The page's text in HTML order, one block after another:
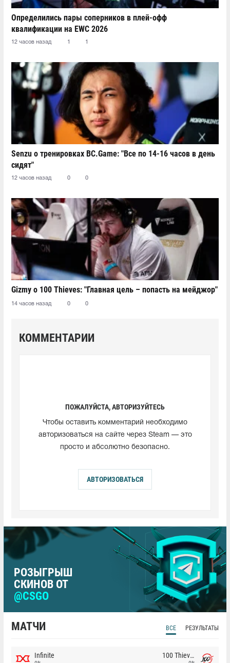
Определились пары соперников в плей-офф
квалификации на EWC 2026
12 часов назад 1 1
Senzu о тренировках BC.Game: "Все по 14-16 часов в день
сидят"
12 часов назад 0 0
Gizmy о 100 Thieves: "Главная цель – попасть на мейджор"
14 часов назад 0 0
КОММЕНТАРИИ
ПОЖАЛУЙСТА, АВТОРИЗУЙТЕСЬ
Чтобы оставить комментарий необходимо
авторизоваться на сайте через Steam — это
просто и абсолютно безопасно.
АВТОРИЗОВАТЬСЯ
РОЗЫГРЫШ
СКИНОВ ОТ
@CSGO
МАТЧИ ВСЕ РЕЗУЛЬТАТЫ
Infinite 100 Thieves